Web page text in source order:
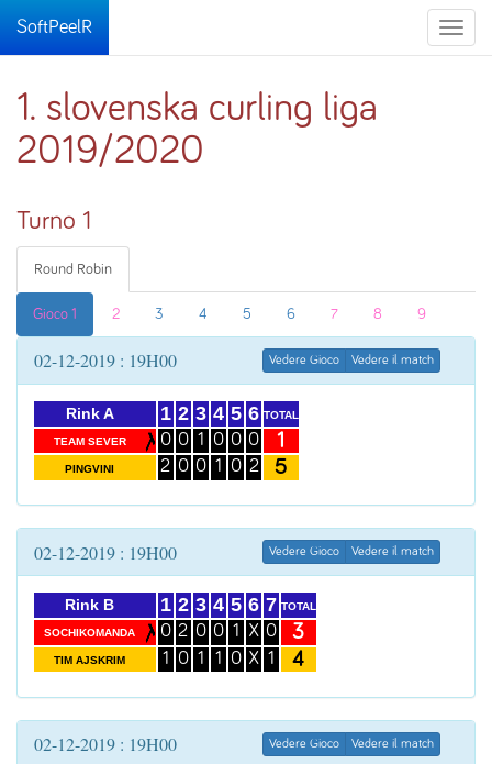
Toggle
SoftPeelR
1. slovenska curling liga
2019/2020
Turno 1
Round Robin
Gioco 1 2 3 4 5 6 7 8 9
02-12-2019 : 19H00 Vedere Gioco Vedere il match
Rink A
TEAM SEVER
PINGVINI
1
0
2
2
0
0
3
1
0
4
0
1
5
0
0
6
0
2
TOTAL
1
5
02-12-2019 : 19H00 Vedere Gioco Vedere il match
Rink B
SOCHIKOMANDA
TIM AJSKRIM
1
0
1
2
2
0
3
0
1
4
0
1
5
1
0
6
X
X
7
0
1
TOTAL
3
4
02-12-2019 : 19H00 Vedere Gioco Vedere il match